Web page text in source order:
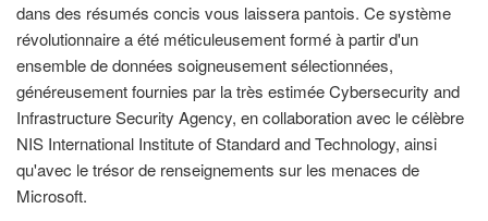
dans des résumés concis vous laissera pantois. Ce système
révolutionnaire a été méticuleusement formé à partir d'un
ensemble de données soigneusement sélectionnées,
généreusement fournies par la très estimée Cybersecurity and
Infrastructure Security Agency, en collaboration avec le célèbre
NIS International Institute of Standard and Technology, ainsi
qu'avec le trésor de renseignements sur les menaces de
Microsoft.